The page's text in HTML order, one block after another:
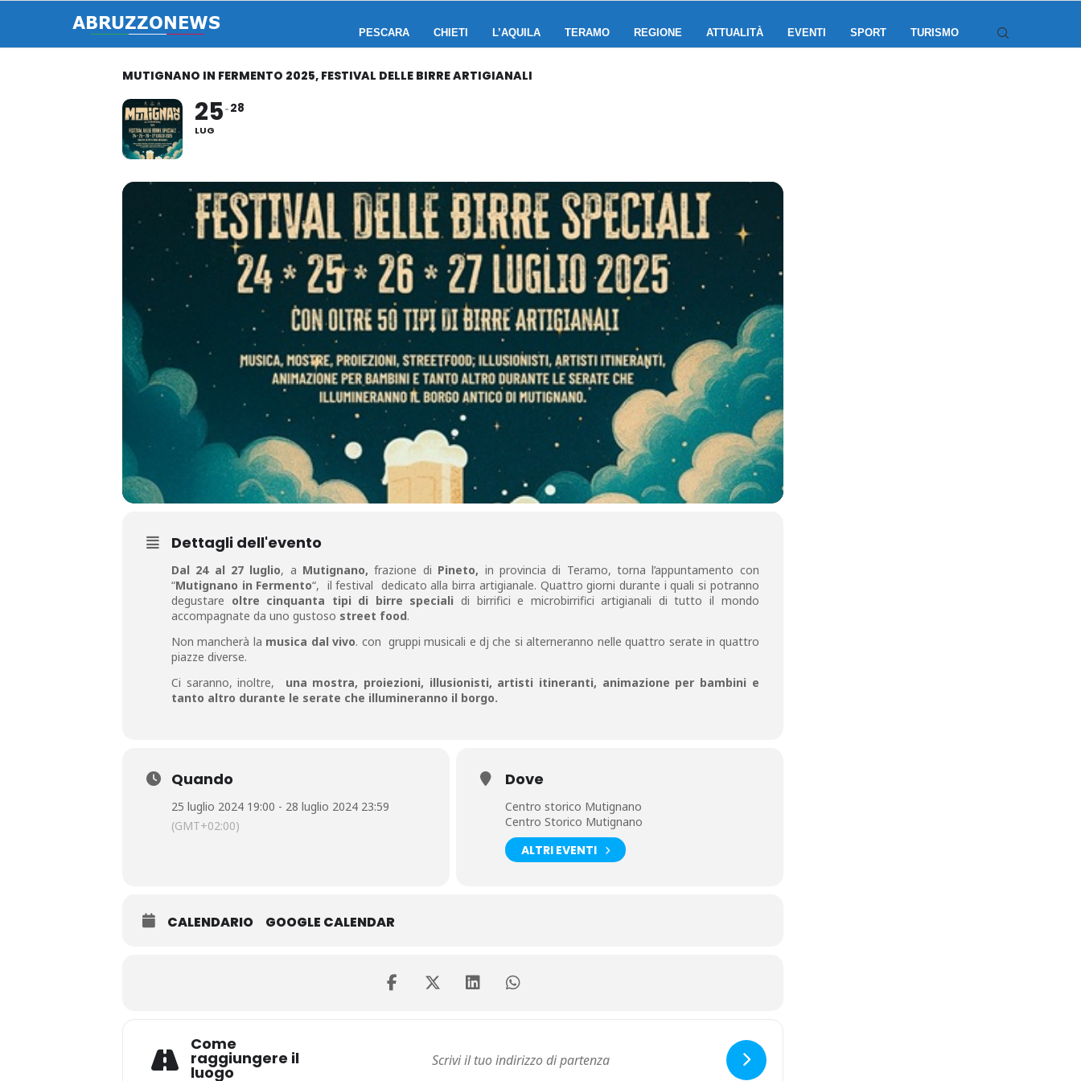
PESCARA CHIETI L’AQUILA TERAMO REGIONE ATTUALITÀ EVENTI SPORT TURISMO
MUTIGNANO IN FERMENTO 2025, FESTIVAL DELLE BIRRE ARTIGIANALI
25
LUG
28
Dettagli dell'evento
Dal 24 al 27 luglio, a Mutignano, frazione di Pineto, in provincia di Teramo, torna l’appuntamento con
“Mutignano in Fermento“, il festival dedicato alla birra artigianale. Quattro giorni durante i quali si potranno
degustare oltre cinquanta tipi di birre speciali di birrifici e microbirrifici artigianali di tutto il mondo
accompagnate da uno gustoso street food.
Non mancherà la musica dal vivo. con gruppi musicali e dj che si alterneranno nelle quattro serate in quattro
piazze diverse.
Ci saranno, inoltre,
una mostra, proiezioni, illusionisti, artisti itineranti, animazione per bambini e
tanto altro durante le serate che illumineranno il borgo.
Quando
25 luglio 2024 19:00 - 28 luglio 2024 23:59
(GMT+02:00)
Dove
Centro storico Mutignano
Centro Storico Mutignano
ALTRI EVENTI
CALENDARIO GOOGLE CALENDAR
Come
raggiungere il
luogo